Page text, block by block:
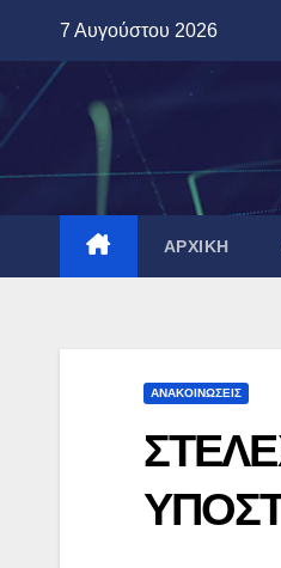
περιεχόμενο
7 Αυγούστου 2026
ΑΡΧΙΚΉ
ΑΝΑΚΟΙΝΏΣΕΙΣ